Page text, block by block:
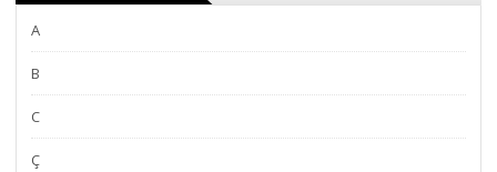
A
B
C
Ç